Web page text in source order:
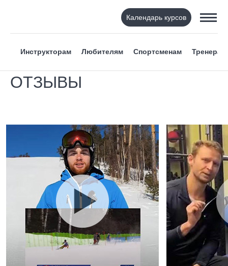
Календарь курсов
Инструкторам Любителям Спортсменам Тренерам
ОТЗЫВЫ